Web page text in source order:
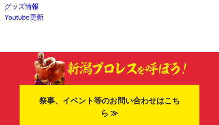
グッズ情報
Youtube更新
祭事、イベント等のお問い合わせはこち
ら ≫